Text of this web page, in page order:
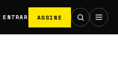
ENTRAR ASSINE